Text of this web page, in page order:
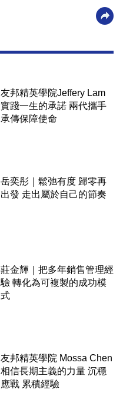
友邦精英學院Jeffery Lam
實踐一生的承諾 兩代攜手
承傳保障使命
岳奕彤｜鬆弛有度 歸零再
出發 走出屬於自己的節奏
莊金輝｜把多年銷售管理經
驗 轉化為可複製的成功模
式
友邦精英學院 Mossa Chen
相信長期主義的力量 沉穩
應戰 累積經驗